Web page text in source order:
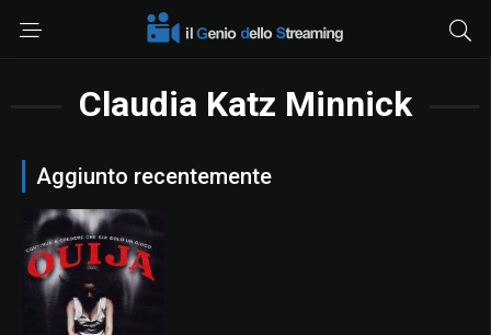
Claudia Katz Minnick
Aggiunto recentemente